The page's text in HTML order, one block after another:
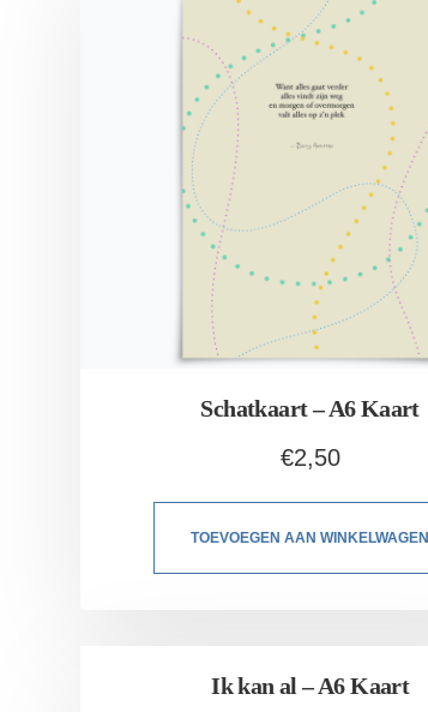
Schatkaart – A6 Kaart
€2,50
TOEVOEGEN AAN WINKELWAGEN
Ik kan al – A6 Kaart